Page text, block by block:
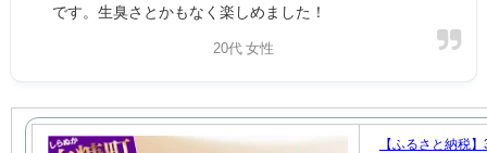
です。生臭さとかもなく楽しめました！
20代 女性
【ふるさと納税